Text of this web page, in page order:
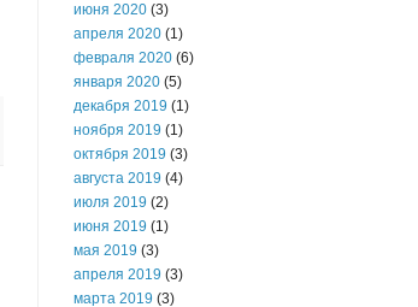
июня 2020 (3)
апреля 2020 (1)
февраля 2020 (6)
января 2020 (5)
декабря 2019 (1)
ноября 2019 (1)
октября 2019 (3)
августа 2019 (4)
июля 2019 (2)
июня 2019 (1)
мая 2019 (3)
апреля 2019 (3)
марта 2019 (3)